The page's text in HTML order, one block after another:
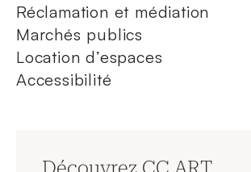
Réclamation et médiation
Marchés publics
Location d’espaces
Accessibilité